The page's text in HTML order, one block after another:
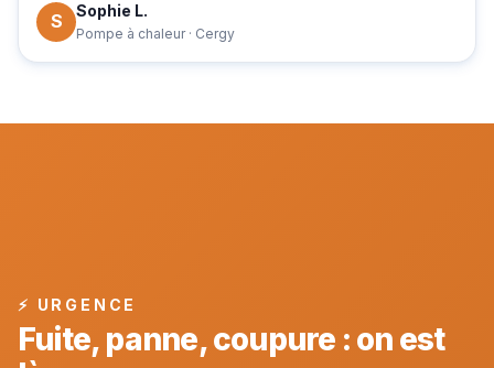
S Sophie L.
Pompe à chaleur · Cergy
⚡ URGENCE
Fuite, panne, coupure : on est